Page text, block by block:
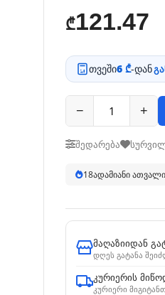
₾121.47
თვეში6 ₾-დან
− +
შედარება
18ადამიანი
მაღაზიიდან
დღეს გატანა
კურიერის
კურიერი